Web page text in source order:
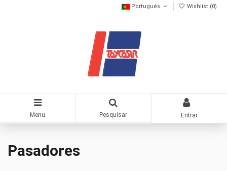
Portugués Wishlist (0)
Menu Pesquisar Entrar
Pasadores